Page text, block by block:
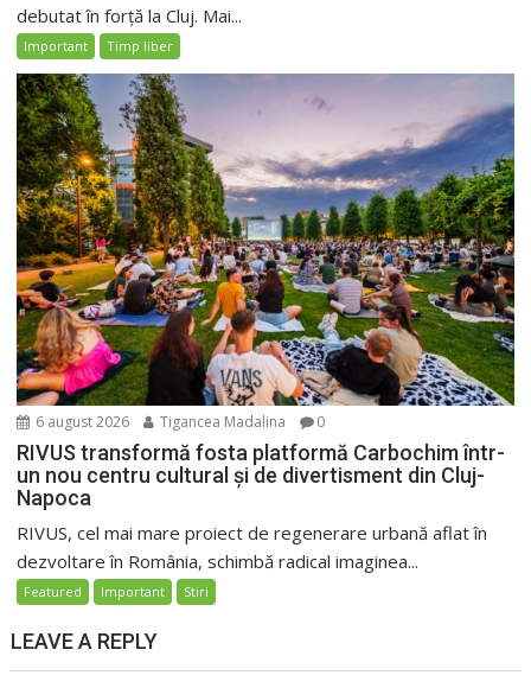
debutat în forță la Cluj. Mai...
Important Timp liber
6 august 2026 Tigancea Madalina 0
RIVUS transformă fosta platformă Carbochim într-
un nou centru cultural și de divertisment din Cluj-
Napoca
RIVUS, cel mai mare proiect de regenerare urbană aflat în
dezvoltare în România, schimbă radical imaginea...
Featured Important Stiri
LEAVE A REPLY